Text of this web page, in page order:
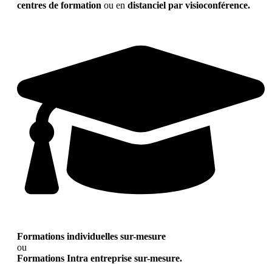
centres de formation ou en distanciel par visioconférence.
Formations individuelles sur-mesure
ou
Formations Intra entreprise sur-mesure.